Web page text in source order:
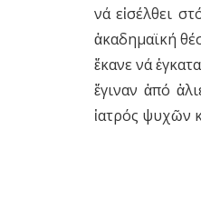
νά εἰσέλθει
ἀκαδημαϊκή
ἔκανε νά
ἔγιναν ἀπό
ἰατρός ψυχῶν